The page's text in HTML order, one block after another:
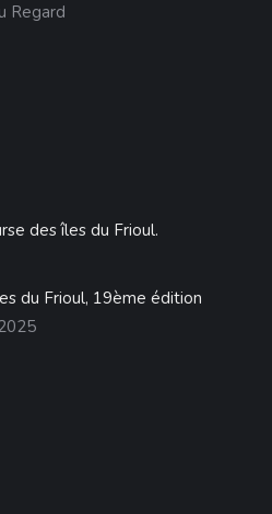
Regard
des îles du Frioul.
du Frioul, 19ème édition